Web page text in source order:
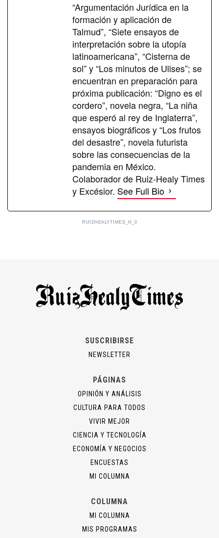
“Argumentación Jurídica en la
formación y aplicación de
Talmud”, “Siete ensayos de
interpretación sobre la utopía
latinoamericana”, “Cisterna de
sol” y “Los minutos de Ulises”; se
encuentran en preparación para
próxima publicación: “Digno es el
cordero”, novela negra, “La niña
que esperó al rey de Inglaterra”,
ensayos biográficos y “Los frutos
del desastre”, novela futurista
sobre las consecuencias de la
pandemia en México.
Colaborador de Ruiz-Healy Times
y Excésior. See Full Bio
RUIZHEALYTIMES_H_0
SUSCRIBIRSE
NEWSLETTER
PÁGINAS
OPINIÓN Y ANÁLISIS
CULTURA PARA TODOS
VIVIR MEJOR
CIENCIA Y TECNOLOGÍA
ECONOMÍA Y NEGOCIOS
ENCUESTAS
MI COLUMNA
COLUMNA
MI COLUMNA
MIS PROGRAMAS